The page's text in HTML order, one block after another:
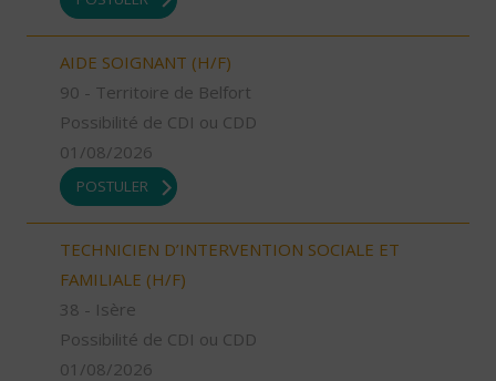
AIDE SOIGNANT (H/F)
90 - Territoire de Belfort
Possibilité de CDI ou CDD
01/08/2026
POSTULER
TECHNICIEN D’INTERVENTION SOCIALE ET
FAMILIALE (H/F)
38 - Isère
Possibilité de CDI ou CDD
01/08/2026